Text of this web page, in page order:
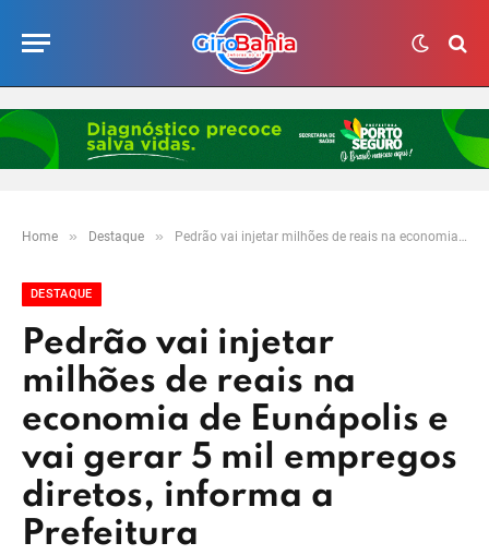
Home » Destaque » Pedrão vai injetar milhões de reais na economia de Eunápolis e vai gerar 5 mil empregos diretos, informa a Prefeitura
DESTAQUE
Pedrão vai injetar
milhões de reais na
economia de Eunápolis e
vai gerar 5 mil empregos
diretos, informa a
Prefeitura